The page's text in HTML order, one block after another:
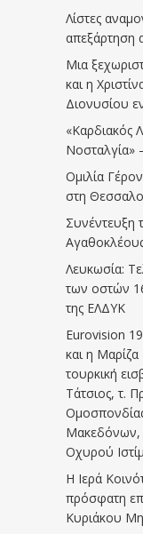
Λίστες
απεξάρτηση
Μια
και η
Διονυσίου
Νοσταλγία»
Ομιλία
στη
Συνέντευξη
Λευκωσία:
των οστών
της ΕΛΔΥΚ
Eurovision
και η
τουρκική
Τάτσιος, τ.
Μακεδόνων,
Οχυρού
Η Ιερά
πρόσφατη
Κυριάκου